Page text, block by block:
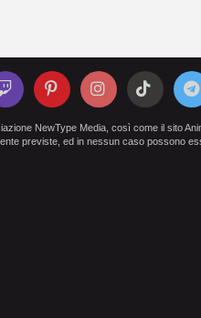
NewType Media, così come il sito
previste, ed in nessun caso possono